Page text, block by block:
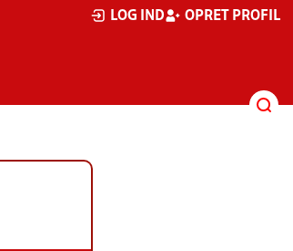
LOG IND OPRET PROFIL